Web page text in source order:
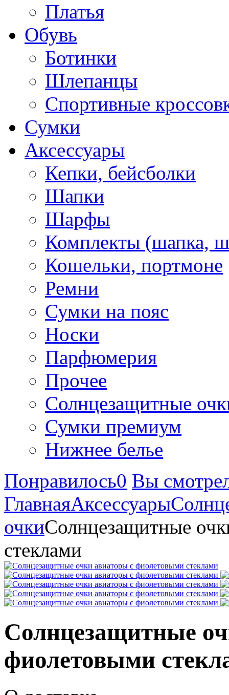
Платья
Обувь
Ботинки
Шлепанцы
Спортивные
Сумки
Аксессуары
Кепки, бейсболки
Шапки
Шарфы
Комплекты (шапка,
Кошельки, портмоне
Ремни
Сумки на пояс
Носки
Парфюмерия
Прочее
Солнцезащитные
Сумки премиум
Нижнее белье
Понравилось0 Вы
ГлавнаяАксессуары
очкиСолнцезащитные
стеклами
Солнцезащитные
фиолетовыми